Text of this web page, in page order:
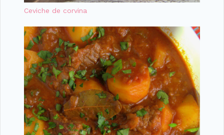
Ceviche de corvina